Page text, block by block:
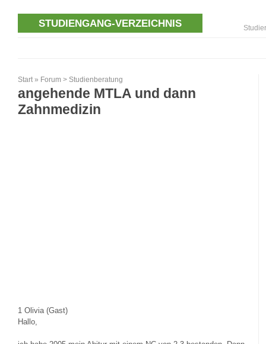
STUDIENGANG-VERZEICHNIS
Start » Forum > Studienberatung
angehende MTLA und dann
Zahnmedizin
1 Olivia (Gast)
Hallo,